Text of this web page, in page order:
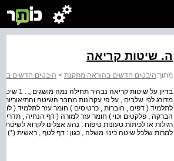
ה. שיטות קריאה
מתוך:היבטים חדשים בהוראה מתקנת > היבטים חדשים
בדיון על
מדורג לפי שלבים , על פי עקרונות מחבר השיטה
לתלמיד ( דפים , חוברות , כרטיסים ) חומר עזר לתלמיד (
הברקה , פלקטים וכוי ) חומר עזר למורה ( דף הנחיה , תדריך
רגילות או לכיתות טעונות טיפוח . נהוג אצלינו לקרוא
למרות שלכל שיטה כינוי משלה , כגון : דף לטף , ראשית (*)